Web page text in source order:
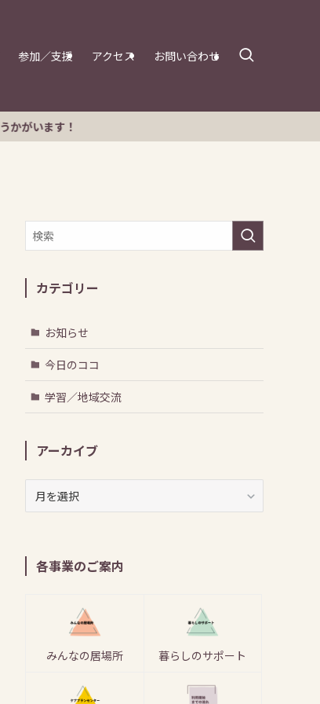
参加／支援 アクセス お問い合わせ
カテゴリー
お知らせ
今日のココ
学習／地域交流
アーカイブ
ブ 各事業のご案内
みんなの居場所 暮らしのサポート